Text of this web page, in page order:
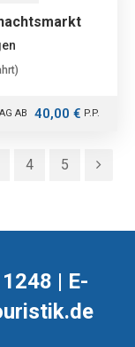
AB 40,00 € P.P.
4 5
| E-